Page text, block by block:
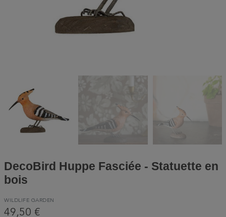
DecoBird Huppe Fasciée - Statuette en
bois
WILDLIFE GARDEN
49,50 €